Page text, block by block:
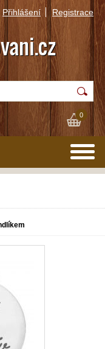
Přihlášení Registrace
0